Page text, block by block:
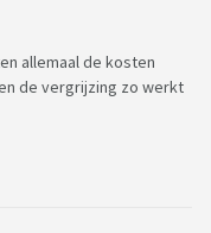
allemaal de kosten
de vergrijzing zo werkt